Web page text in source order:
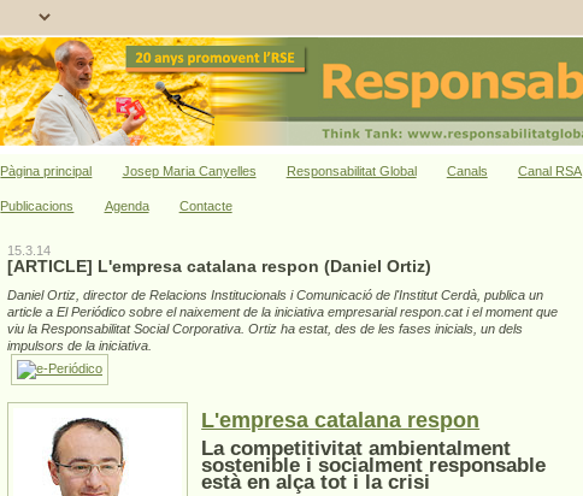
Pàgina principal Josep Maria Canyelles Responsabilitat Global Canals Canal RSA
Publicacions Agenda Contacte
15.3.14
[ARTICLE] L'empresa catalana respon (Daniel Ortiz)
Daniel Ortiz director de Relacions Institucionals i Comunicació de l'Institut Cerdà publica un
article a El Periódico sobre el naixement de la iniciativa empresarial respon.cat i el moment que
viu la Responsabilitat Social Corporativa Ortiz ha estat, des de les fases inicials un dels
impulsors de la iniciativa
L'empresa catalana respon
La competitivitat ambientalment
sostenible i socialment responsable
està en alça tot i la crisi